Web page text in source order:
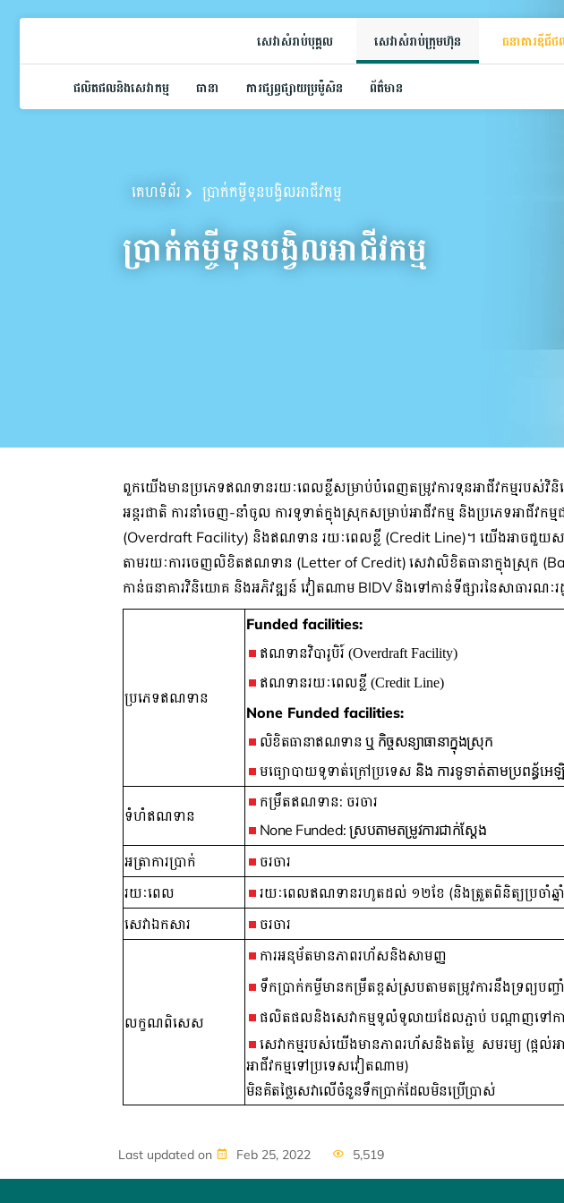
សេវាសំរាប់បុគ្គល សេវាសំរាប់ក្រុមហ៊ុន ធនាគារឌីជី
ផលិតផលនិងសេវាកម្ម ធានា ការផ្សព្វផ្សាយប្រម៉ូសិន ព័ត៌មាន
គេហទំព័រ ប្រាក់កម្ចីទុនបង្វិលអាជីវកម្ម
ប្រាក់កម្ចីទុនបង្វិលអាជីវកម្ម
ពួកយើងមានប្រភេទឥណទានរយៈពេលខ្លីសម្រាប់បំពេញតម្រូវការទុនអាជី​វកម្មរបស់
អន្តរជាតិ ការនាំចេញ-នាំចូល ការទូទាត់ក្នុងស្រុកសម្រាប់អាជីវកម្ម និងប្រភេទអាជីវកម្មជ
(Overdraft Facility) និងឥណទាន រយៈពេលខ្លី (Credit Line)។ យើងអាចជួយសម្
តាមរយៈការចេញលិខិតឥណទាន (Letter of Credit) សេវាលិខិតធានាក្នុងស្រុក (
កាន់ធនាគារវិនិយោគ និងអភិវឌ្ឍន៍ វៀតណាម BIDV និងទៅកាន់ទីផ្សារនៃសាធារណៈ
ប្រភេទឥណទាន
Funded facilities:
ឥណទានវិបារូបិរ៍ (Overdraft Facility)
ឥណទានរយៈពេលខ្លី (Credit Line)
None Funded facilities:
លិខិតធានាឥណទាន ឬ កិច្ចសន្យាធានាក្នុងស្រុក
មធ្យោបាយទូទាត់ក្រៅប្រទេស និង ការទូទាត់តាមប្រពន្ធ័អេ
ទំហំឥណទាន
កម្រឹតឥណទាន: ចរចារ
None Funded: ស្របតាមតម្រូវការជាក់ស្ដែង
អត្រាការប្រាក់
ចរចារ
រយៈពេល
រយៈពេលឥណទានរហូតដល់ ១២ខែ (និងត្រួតពិនិត្យប្រចាំឆ្ន
សេវាឯកសារ
ចរចារ
លក្ខណពិសេស
ការអនុម័តមានភាពរហ័សនិងសាមញ្ញ
ទឹកប្រាក់កម្ចីមានកម្រឹតខ្ពស់ស្របតាមតម្រូវការនឹងទ្រព្យបញ្ចាំ
ផលិតផលនិងសេវាកម្មទូលំទូលាយដែលភ្ជាប់ បណ្តាញទៅក
សេវាកម្មរបស់យើងមានភាពរហ័សនិងតម្លៃ សមរម្យ (ផ្តល់អ
អាជីវកម្មទៅប្រទេសវៀតណាម)
មិនគិតថ្លៃសេវាលើចំនួនទឹកប្រាក់ដែលមិនប្រើប្រាស់
Last updated on Feb 25, 2022 5,519